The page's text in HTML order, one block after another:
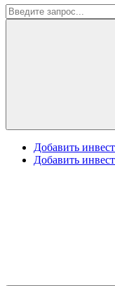
Добавить
Добавить